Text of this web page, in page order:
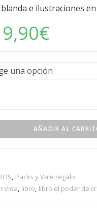
e ilustraciones
€
una opción
AÑADIR AL
, Packs y Vale regalo
vida, libro, libro el poder de